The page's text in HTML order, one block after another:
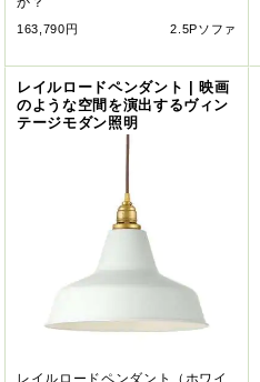
163,790円 2.5Pソファ
レイルロードペンダント | 映画
のような空間を演出するヴィン
テージモダン照明
レイルロードペンダント（ホワイ